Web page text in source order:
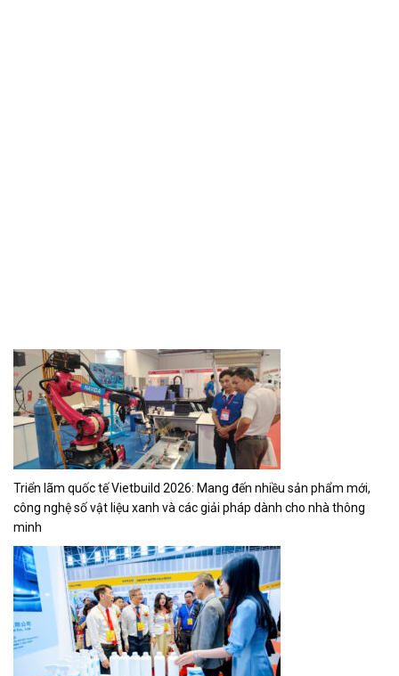
Hội chợ triển lãm xuất nhập khẩu quốc tế Việt Nam 2026: Hơn 300
gian hàng mở rộng cơ hội kết nối đa dạng nguồn cung phục vụ thị
trường Việt Nam